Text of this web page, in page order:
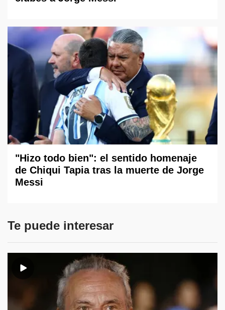
"Hizo todo bien": el sentido homenaje
de Chiqui Tapia tras la muerte de Jorge
Messi
Te puede interesar